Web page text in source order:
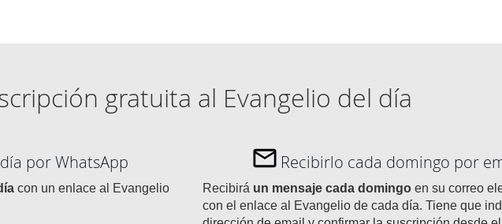
gratuita al Evangelio del día
por WhatsApp
con un enlace al Evangelio
Recibirlo cada domingo por
Recibirá un mensaje cada domingo en su correo
con el enlace al Evangelio de cada día. Tiene que